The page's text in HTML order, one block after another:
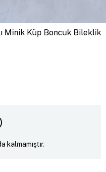
Minik Küp Boncuk Bileklik
kalmamıştır.